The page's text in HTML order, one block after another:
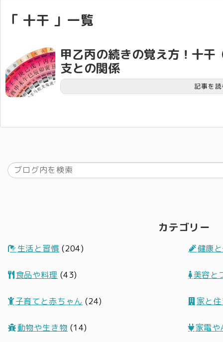
「 十干 」一覧
甲乙丙の続きの覚え方！十干
支との関係
記事を
カテゴリー
生活と習慣 (204) 健康
食品や料理 (43) 美容と
子育てと赤ちゃん (24) 家と
動物や生き物 (14) 家電や